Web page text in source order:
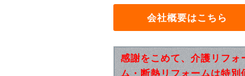
会社概要はこちら
感謝をこめて、介護リフォ
ム・断熱リフォームは特別